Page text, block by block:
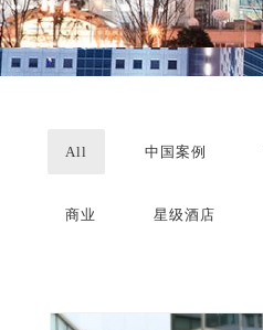
All 中国案例
商业 星级酒店